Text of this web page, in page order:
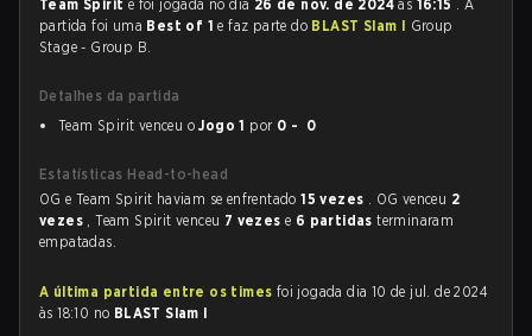
Team Spirit e foi jogada no dia 26 de nov. de 2024às 16:15 . A
partida foi uma Best of 1e faz parte do BLAST Slam I Group
Stage - Group B.
Detalhes da partida
Team Spirit venceu oJogo 1 por 0 - 0
Estatísticas Head-to-head
OG e Team Spirit haviam se enfrentado15 vezes . OG venceu 2
vezes , Team Spirit venceu 7 vezese 6 partidasterminaram
empatadas.
A última partida entre os times foi jogada dia 10 de jul. de 2024
às 18:10 no BLAST Slam I